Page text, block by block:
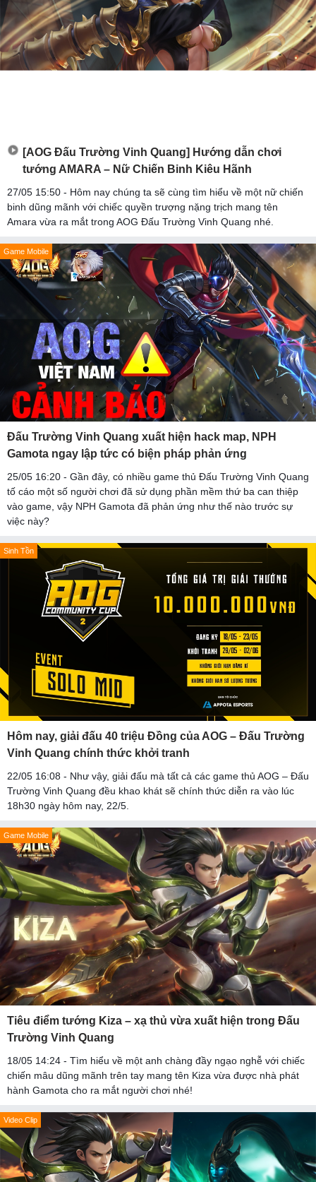
[AOG Đấu Trường Vinh Quang] Hướng dẫn chơi
tướng AMARA – Nữ Chiến Binh Kiêu Hãnh
27/05 15:50 - Hôm nay chúng ta sẽ cùng tìm hiểu về một nữ chiến
binh dũng mãnh với chiếc quyền trượng nặng trịch mang tên
Amara vừa ra mắt trong AOG Đấu Trường Vinh Quang nhé.
Game Mobile
Đấu Trường Vinh Quang xuất hiện hack map, NPH
Gamota ngay lập tức có biện pháp phản ứng
25/05 16:20 - Gần đây, có nhiều game thủ Đấu Trường Vinh Quang
tố cáo một số người chơi đã sử dụng phần mềm thứ ba can thiệp
vào game, vậy NPH Gamota đã phản ứng như thế nào trước sự
việc này?
Sinh Tồn
Hôm nay, giải đấu 40 triệu Đồng của AOG – Đấu Trường
Vinh Quang chính thức khởi tranh
22/05 16:08 - Như vậy, giải đấu mà tất cả các game thủ AOG – Đấu
Trường Vinh Quang đều khao khát sẽ chính thức diễn ra vào lúc
18h30 ngày hôm nay, 22/5.
Game Mobile
Tiêu điểm tướng Kiza – xạ thủ vừa xuất hiện trong Đấu
Trường Vinh Quang
18/05 14:24 - Tìm hiểu về một anh chàng đầy ngạo nghễ với chiếc
chiến mâu dũng mãnh trên tay mang tên Kiza vừa được nhà phát
hành Gamota cho ra mắt người chơi nhé!
Video Clip